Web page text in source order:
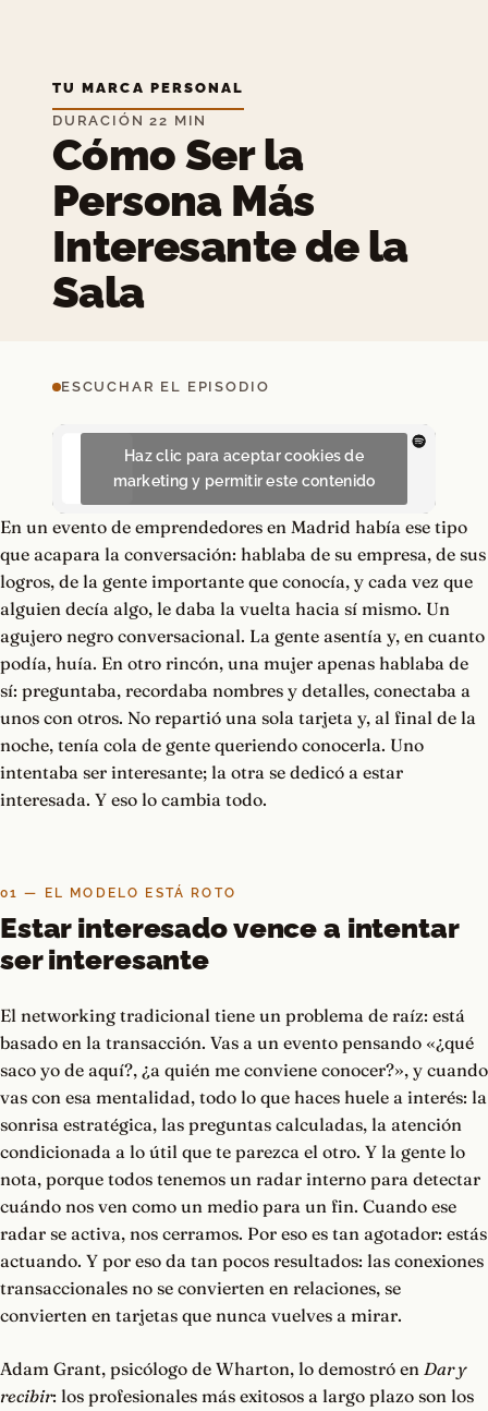
TU MARCA PERSONAL
DURACIÓN 22 MIN
Cómo Ser la
Persona Más
Interesante de la
Sala
ESCUCHAR EL EPISODIO
Haz clic para aceptar cookies de
marketing y permitir este contenido
En un evento de emprendedores en Madrid había ese tipo
que acapara la conversación: hablaba de su empresa, de sus
logros, de la gente importante que conocía, y cada vez que
alguien decía algo, le daba la vuelta hacia sí mismo. Un
agujero negro conversacional. La gente asentía y, en cuanto
podía, huía. En otro rincón, una mujer apenas hablaba de
sí: preguntaba, recordaba nombres y detalles, conectaba a
unos con otros. No repartió una sola tarjeta y, al final de la
noche, tenía cola de gente queriendo conocerla. Uno
intentaba ser interesante; la otra se dedicó a estar
interesada. Y eso lo cambia todo.
01 — EL MODELO ESTÁ ROTO
Estar interesado vence a intentar
ser interesante
El networking tradicional tiene un problema de raíz: está
basado en la transacción. Vas a un evento pensando «¿qué
saco yo de aquí?, ¿a quién me conviene conocer?», y cuando
vas con esa mentalidad, todo lo que haces huele a interés: la
sonrisa estratégica, las preguntas calculadas, la atención
condicionada a lo útil que te parezca el otro. Y la gente lo
nota, porque todos tenemos un radar interno para detectar
cuándo nos ven como un medio para un fin. Cuando ese
radar se activa, nos cerramos. Por eso es tan agotador: estás
actuando. Y por eso da tan pocos resultados: las conexiones
transaccionales no se convierten en relaciones, se
convierten en tarjetas que nunca vuelves a mirar.
Adam Grant, psicólogo de Wharton, lo demostró en Dar y
recibir: los profesionales más exitosos a largo plazo son los